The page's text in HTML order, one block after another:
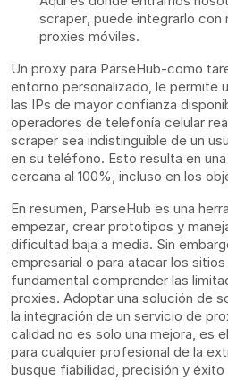
scraper, puede integrarlo con
proxies móviles.
Un proxy para ParseHub-como
entorno personalizado, le permite
las IPs de mayor confianza
operadores de telefonía celular
scraper sea indistinguible de un
en su teléfono. Esto resulta en
cercana al 100%, incluso en los
En resumen, ParseHub es una
empezar, crear prototipos y
dificultad baja a media. Sin
empresarial o para atacar los
fundamental comprender las
proxies. Adoptar una solución de
la integración de un servicio de
calidad no es solo una mejora, es
para cualquier profesional de la
busque fiabilidad, precisión y éxito